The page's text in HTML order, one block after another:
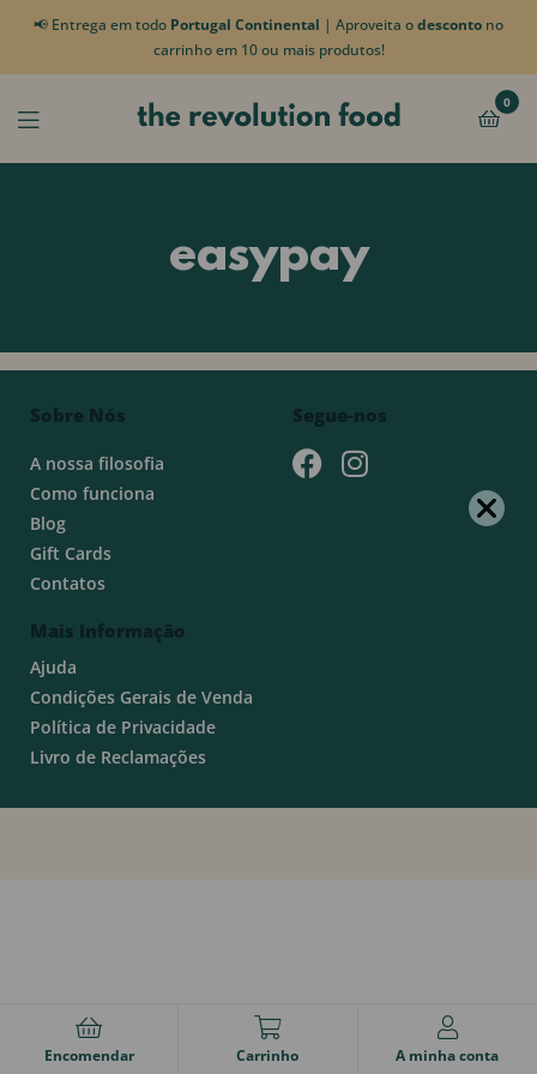
📢 Entrega em todo Portugal Continental | Aproveita odesconto no
carrinho em 10 ou mais produtos!
0
easypay
Sobre Nós
A nossa filosofia
Como funciona
Blog
Gift Cards
Contatos
Mais Informação
Ajuda
Condições Gerais de Venda
Política de Privacidade
Livro de Reclamações
Segue-nos
Encomendar Carrinho A minha conta